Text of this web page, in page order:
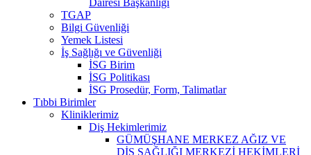
TGAP
Bilgi Güvenliği
Yemek Listesi
İş Sağlığı ve Güvenliği
İSG Birim
İSG Politikası
İSG Prosedür, Form, Talimatlar
Tıbbi Birimler
Kliniklerimiz
Diş Hekimlerimiz
GÜMÜŞHANE MERKEZ AĞIZ VE
DİŞ SAĞLIĞI MERKEZİ HEKİMLERİ